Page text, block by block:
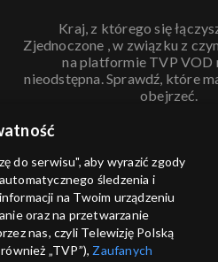
Kraj, z którego się
Zjednoczone , w związku z
na platformie TVP VOD
nieodstępna. Sprawdź, które
obejrzeć.
ANULUJ
do serwisu", aby wyrazić zgody
śledzenia i
na Twoim urządzeniu
oraz na przetwarzanie
nas, czyli Telewizję Polską
„TVP”), Zaufanych